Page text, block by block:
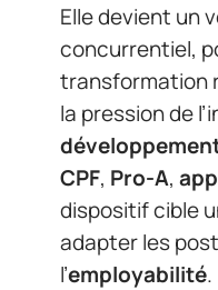
Elle devient un
concurrentiel,
transformation
la pression de
CPF, Pro-A,
dispositif cible
adapter les
l’employabilité.